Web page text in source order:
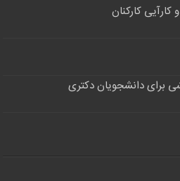
کارکنان
برای دانشجویان دکتری